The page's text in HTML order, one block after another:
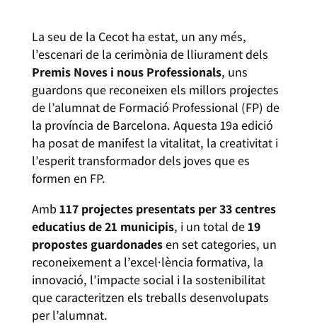
La seu de la Cecot ha estat, un any més,
l’escenari de la cerimònia de lliurament dels
Premis Noves i nous Professionals, uns
guardons que reconeixen els millors projectes
de l’alumnat de Formació Professional (FP) de
la província de Barcelona. Aquesta 19a edició
ha posat de manifest la vitalitat, la creativitat i
l’esperit transformador dels joves que es
formen en FP.
Amb117 projectes presentats per 33 centres
educatius de 21 municipis, i un total de19
propostes guardonadesen set categories, un
reconeixement a l’excel·lència formativa, la
innovació, l’impacte social i la sostenibilitat
que caracteritzen els treballs desenvolupats
per l’alumnat.